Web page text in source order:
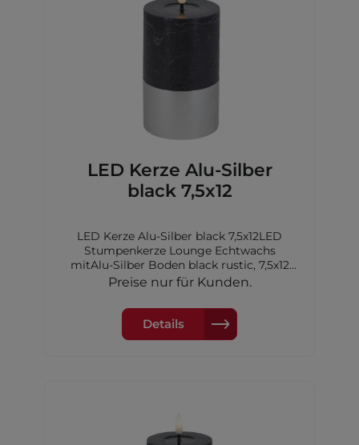
LED Kerze Alu-Silber
black 7,5x12
LED Kerze Alu-Silber black 7,5x12LED
Stumpenkerze Lounge Echtwachs
mitAlu-Silber Boden black rustic, 7,5x12
cm,2xAA Batterien nicht inkl.
Preise nur für Kunden.
Details